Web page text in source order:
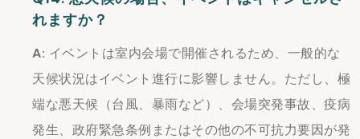
れますか？
A: イベントは室内会場で開催されるため、一般的な
天候状況はイベント進行に影響しません。ただし、極
端な悪天候（台風、暴雨など）、会場突発事故、疫病
発生、政府緊急条例またはその他の不可抗力要因が発